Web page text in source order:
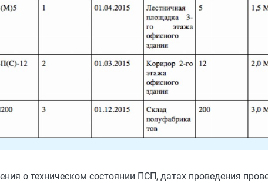
о техническом состоянии ПСП, датах проведения